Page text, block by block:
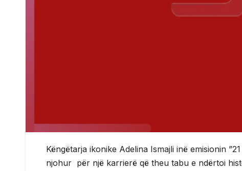
Këngëtarja ikonike Adelina Ismajli inë emisionin
njohur për një karrierë që theu tabu e ndërtoi